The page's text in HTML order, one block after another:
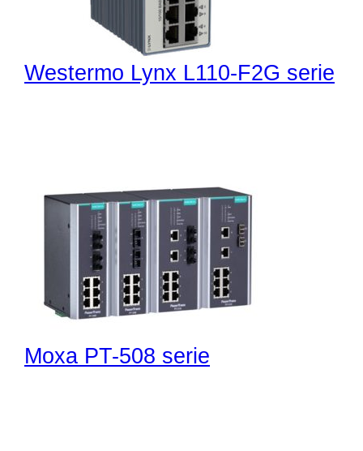
Westermo Lynx L110-F2G serie
Moxa PT-508 serie